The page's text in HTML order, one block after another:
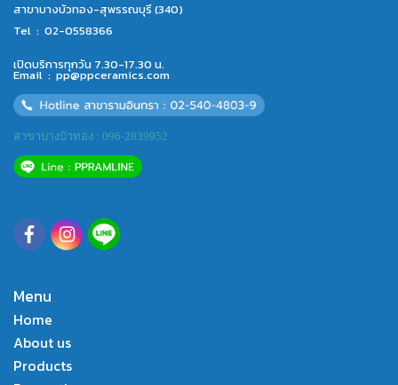
สาขาบางบัวทอง-สุพรรณบุรี (340)
Tel : 02-0558366
เปิดบริการทุกวัน 7.30-17.30 น.
Email : pp@ppceramics.com
สาขาบางบัวทอง : 096-2839952
Menu
Home
About us
Products